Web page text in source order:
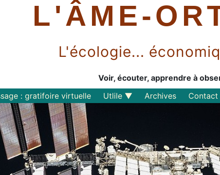
L'ÂME-
L'écologie...
Voir, écouter, apprendre à
: gratifoire virtuelle
Utlile
Perspective
Archives Contact